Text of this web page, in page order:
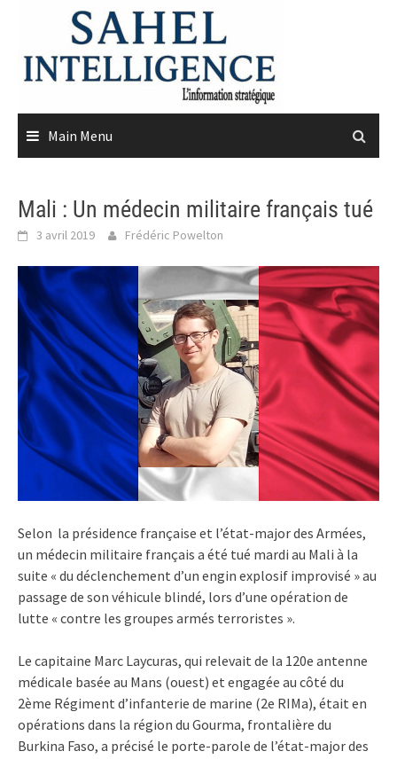
content
Main Menu
Mali : Un médecin militaire français tué
3 avril 2019 Frédéric Powelton
Selon la présidence française et l’état-major des Armées,
un médecin militaire français a été tué mardi au Mali à la
suite « du déclenchement d’un engin explosif improvisé » au
passage de son véhicule blindé, lors d’une opération de
lutte « contre les groupes armés terroristes ».
Le capitaine Marc Laycuras, qui relevait de la 120e antenne
médicale basée au Mans (ouest) et engagée au côté du
2ème Régiment d’infanterie de marine (2e RIMa), était en
opérations dans la région du Gourma, frontalière du
Burkina Faso, a précisé le porte-parole de l’état-major des